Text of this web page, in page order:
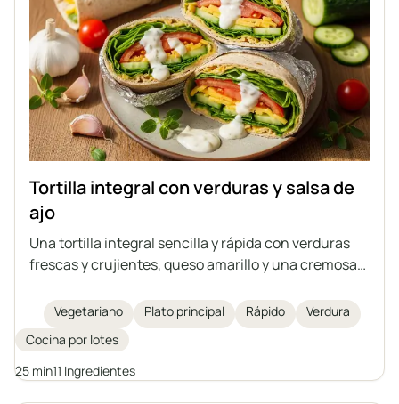
Tortilla integral con verduras y salsa de
ajo
Una tortilla integral sencilla y rápida con verduras
frescas y crujientes, queso amarillo y una cremosa
mayonesa. Ideal como tentempié nutritivo, almuerzo
o cena ligera. Un plato fácil de preparar y lleno de
sabor.
Vegetariano Plato principal Rápido
Verdura
Cocina por lotes
25 min11 Ingredientes